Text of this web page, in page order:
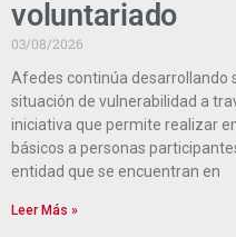
voluntariado
03/08/2026
Afedes continúa desarrollando
situación de vulnerabilidad a
iniciativa que permite realizar
básicos a personas
entidad que se encuentran en
Leer Más »